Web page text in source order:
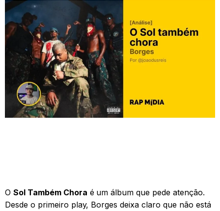
O Sol Também Chora é um álbum que pede atenção.
Desde o primeiro play, Borges deixa claro que não está